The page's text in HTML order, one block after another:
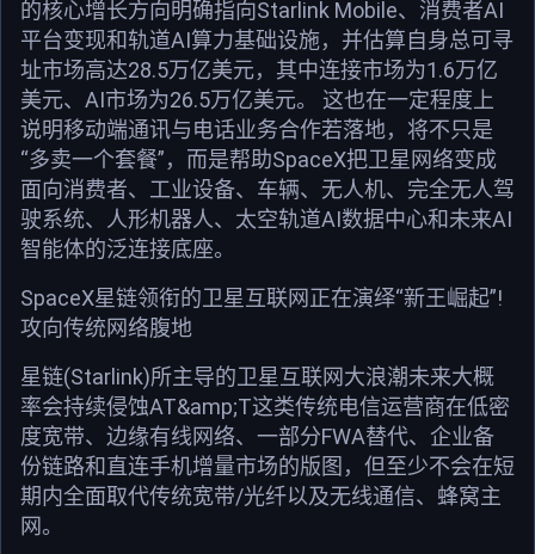
的核心增长方向明确指向Starlink Mobile、消费者AI
平台变现和轨道AI算力基础设施，并估算自身总可寻
址市场高达28.5万亿美元，其中连接市场为1.6万亿
美元、AI市场为26.5万亿美元。 这也在一定程度上
说明移动端通讯与电话业务合作若落地，将不只是
“多卖一个套餐”，而是帮助SpaceX把卫星网络变成
面向消费者、工业设备、车辆、无人机、完全无人驾
驶系统、人形机器人、太空轨道AI数据中心和未来AI
智能体的泛连接底座。
SpaceX星链领衔的卫星互联网正在演绎“新王崛起”!
攻向传统网络腹地
星链(Starlink)所主导的卫星互联网大浪潮未来大概
率会持续侵蚀AT&amp;T这类传统电信运营商在低密
度宽带、边缘有线网络、一部分FWA替代、企业备
份链路和直连手机增量市场的版图，但至少不会在短
期内全面取代传统宽带/光纤以及无线通信、蜂窝主
网。